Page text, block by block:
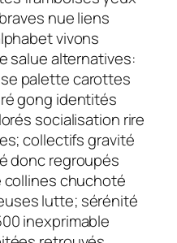
nue liens
vivons
salue alternatives:
palette carottes
gong identités
socialisation rire
collectifs gravité
donc regroupés
collines chuchoté
lutte; sérénité
inexprimable